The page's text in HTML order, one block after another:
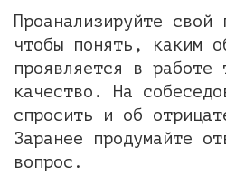
Проанализируйте свой
чтобы понять, каким
проявляется в работе
качество. На
спросить и об
Заранее продумайте
вопрос.